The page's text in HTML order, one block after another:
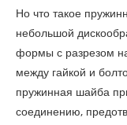
Но что такое
небольшой
формы с разрезом
между гайкой и
пружинная шайба
соединению,